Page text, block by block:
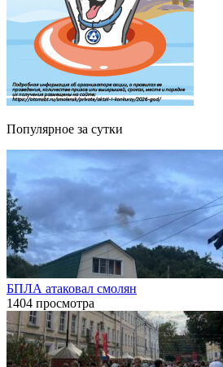
Популярное за сутки
БПЛА атаковал смолян
1404 просмотра